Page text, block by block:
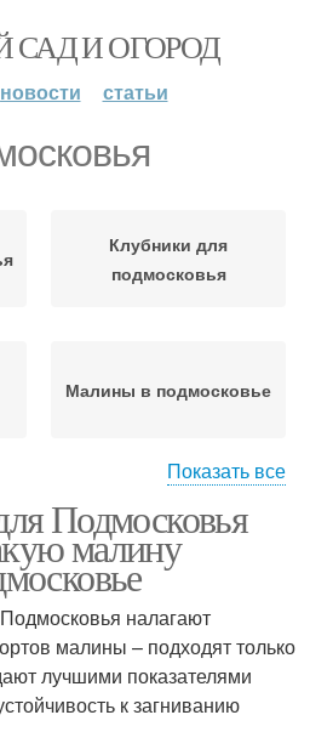
САД И ОГОРОД
новости статьи
Клубники для
подмосковья
Малины в подмосковье
Показать все
Подмосковья
малину
налагают
малины – подходят только
лучшими показателями
к загниванию